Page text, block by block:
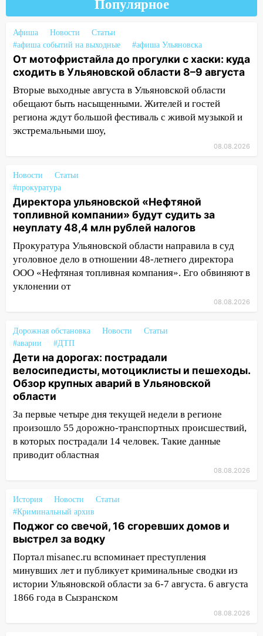
на фестивале «ФормАРТ»
18:11
Ульяновская область стала
пилотным регионом проекта
«Культурное долголетие»
17:16 В реанимацию Ульяновской
областной больницы поступили шесть
новых аппаратов ИВЛ
16:51 В Чердаклинском районе
ремонтируют дороги, ставят остановки
16:35
В Ульяновске установили ещё
девять бункеров для крупногабаритного
мусора
16:26 В Ульяновске бесплатно покажут
матч «Волги» под открытым небом
16:12 В Ульяновском госуниверситете
разработают отечественный прибор для
цифровой ПЦР
Ульяновцы могут вернуть деньги
клуба «Рекорд-Fitness»
15:34
После вмешательства
прокуратуры в селах Ульяновской
области привели в порядок детские
площадки
15:27 Прокуратура проверяет
капремонт школы в селе Кивать
15:08 В Кузоватово после прокурорской
проверки обновили разметку на
14:40
запретили остановку автомобилей на
50-метровом участке
14:22 В Новом городе 8 августа пройдет
большой фестиваль «Наше время» с
мотофристайлом и концертом
«Мураками»
14:04 Жару смоет ливнями: прогноз
Популярное
Афиша Новости
Статьи
#афиша событий на выходные
#афиша Ульяновска
От мотофристайла до прогулки с хаски: куда
сходить в Ульяновской области 8–9 августа
Вторые выходные августа в Ульяновской области
обещают быть насыщенными. Жителей и гостей
региона ждут большой фестиваль с живой музыкой и
экстремальными шоу,
08.08.2026
Новости
Статьи
#прокуратура
Директора ульяновской «Нефтяной
топливной компании» будут судить за
неуплату 48,4 млн рублей налогов
Прокуратура Ульяновской области направила в суд
уголовное дело в отношении 48-летнего директора
ООО «Нефтяная топливная компания». Его обвиняют в
уклонении от
08.08.2026
Дорожная обстановка Новости
Статьи
#аварии
#ДТП
Дети на дорогах: пострадали
велосипедисты, мотоциклисты и пешеходы.
Обзор крупных аварий в Ульяновской
области
За первые четыре дня текущей недели в регионе
произошло 55 дорожно-транспортных происшествий,
в которых пострадали 14 человек. Такие данные
приводит областная
08.08.2026
История Новости
Статьи
#Криминальный архив
Поджог со свечой, 16 сгоревших домов и
выстрел за водку
Портал misanec.ru вспоминает преступления
минувших лет и публикует криминальные сводки из
истории Ульяновской области за 6-7 августа. 6 августа
1866 года в Сызранском
08.08.2026